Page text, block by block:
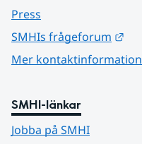
Press
SMHIs frågeforum
Mer kontaktinformation
SMHI-länkar
Jobba på SMHI